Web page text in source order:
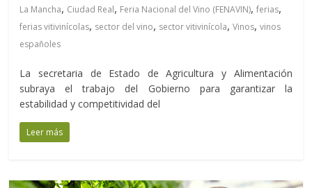
La Mancha, Ciudad Real, Feria Nacional del Vino (FENAVIN),ferias,
ferias vitivinícolas, sector del vino, sector vitivinícola,Vinos,vinos
españoles
La secretaria de Estado de Agricultura y Alimentación
subraya el trabajo del Gobierno para garantizar la
estabilidad y competitividad del
Leer más